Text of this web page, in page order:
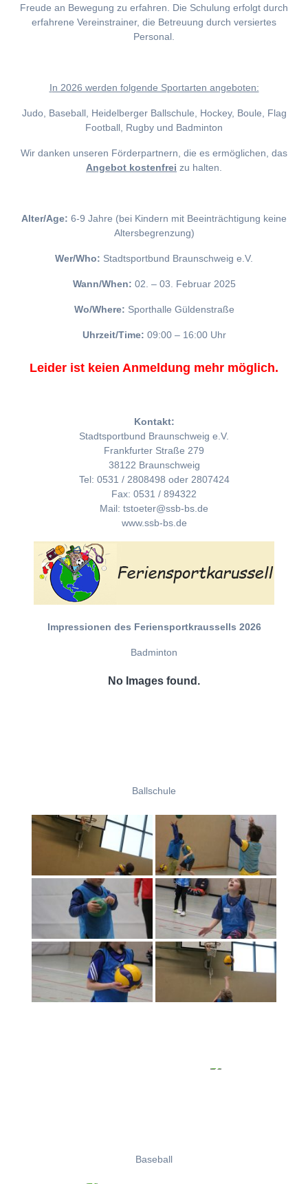
Freude an Bewegung zu erfahren. Die Schulung erfolgt durch
erfahrene Vereinstrainer, die Betreuung durch versiertes
Personal.
In 2026 werden folgende Sportarten angeboten:
Judo, Baseball, Heidelberger Ballschule, Hockey, Boule, Flag
Football, Rugby und Badminton
Wir danken unseren Förderpartnern, die es ermöglichen, das
Angebot kostenfrei zu halten.
Alter/Age: 6-9 Jahre (bei Kindern mit Beeinträchtigung keine
Altersbegrenzung)
Wer/Who: Stadtsportbund Braunschweig e.V.
Wann/When: 02. – 03. Februar 2025
Wo/Where: Sporthalle Güldenstraße
Uhrzeit/Time: 09:00 – 16:00 Uhr
Leider ist keien Anmeldung mehr möglich.
Kontakt:
Stadtsportbund Braunschweig e.V.
Frankfurter Straße 279
38122 Braunschweig
Tel: 0531 / 2808498 oder 2807424
Fax: 0531 / 894322
Mail: tstoeter@ssb-bs.de
www.ssb-bs.de
Impressionen des Feriensportkraussells 2026
Badminton
No Images found.
Ballschule
Baseball